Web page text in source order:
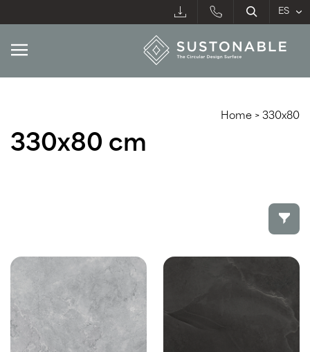
Home > 330x80
330x80 cm